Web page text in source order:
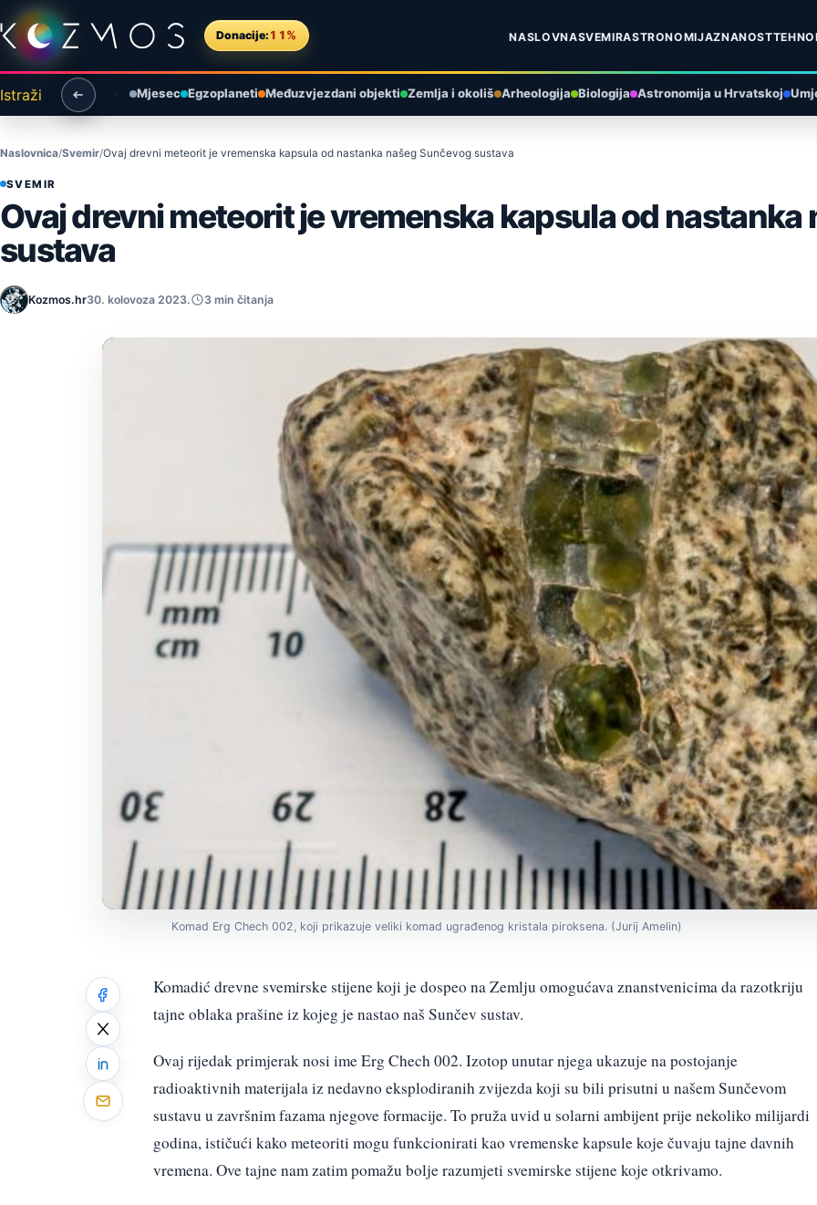
Preskoči na sadržaj
Donacije: 11% NASLOVNASVEMIRASTRONOMIJAZNANOST
Istraži Mjesec Egzoplaneti Međuzvjezdani objekti Zemlja i okoliš Arheologija Biologija Astronomija u Hrvatskoj
Naslovnica Svemir Ovaj drevni meteorit je vremenska kapsula od nastanka našeg Sunčevog sustava
SVEMIR
Ovaj drevni meteorit je vremenska kapsula od nastanka
sustava
Kozmos.hr30. kolovoza 2023. 3 min čitanja
Komad Erg Chech 002, koji prikazuje veliki komad ugrađenog kristala piroksena. (Jurij Amelin)
Komadić drevne svemirske stijene koji je dospeo na Zemlju omogućava znanstvenicima da razotkriju
tajne oblaka prašine iz kojeg je nastao naš Sunčev sustav.
Ovaj rijedak primjerak nosi ime Erg Chech 002. Izotop unutar njega ukazuje na postojanje
radioaktivnih materijala iz nedavno eksplodiranih zvijezda koji su bili prisutni u našem Sunčevom
sustavu u završnim fazama njegove formacije. To pruža uvid u solarni ambijent prije nekoliko milijardi
godina, ističući kako meteoriti mogu funkcionirati kao vremenske kapsule koje čuvaju tajne davnih
vremena. Ove tajne nam zatim pomažu bolje razumjeti svemirske stijene koje otkrivamo.